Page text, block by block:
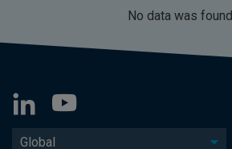
No data was found
Global